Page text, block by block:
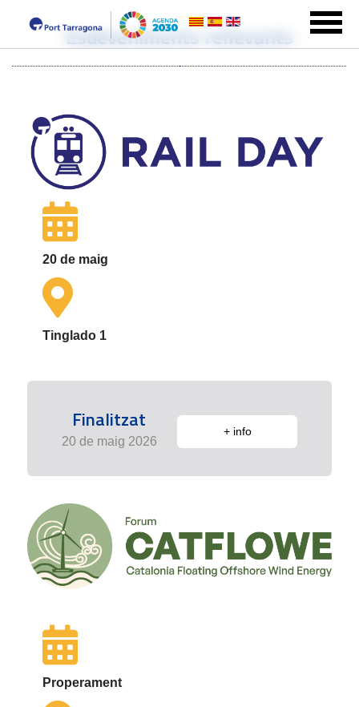
Esdeveniments rellevants
20 de maig
Tinglado 1
Finalitzat
20 de maig 2026
+ info
Properament